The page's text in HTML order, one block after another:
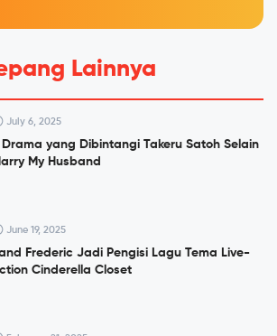
Lainnya
July 6, 2025
Drama yang Dibintangi Takeru Satoh Selain
My Husband
June 19, 2025
Frederic Jadi Pengisi Lagu Tema Live-
Cinderella Closet